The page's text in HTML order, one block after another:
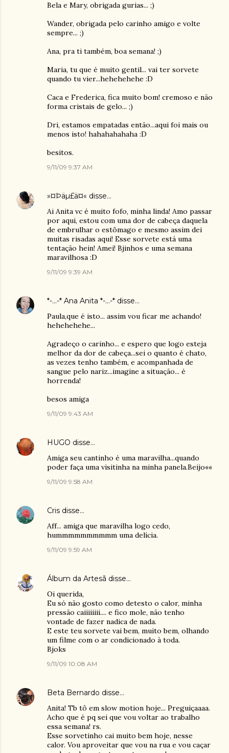
Bela e Mary, obrigada gurias... ;)
Wander, obrigada pelo carinho amigo e volte
sempre... ;)
Ana, pra ti também, boa semana! ;)
Maria, tu que é muito gentil... vai ter sorvete
quando tu vier...hehehehehe :D
Caca e Frederica, fica muito bom! cremoso e não
forma cristais de gelo... ;)
Dri, estamos empatadas então...aqui foi mais ou
menos isto! hahahahahaha :D
besitos.
9/11/09 9:37 AM
»¤Þäµ£ä¤« disse…
Ai Anita vc é muito fofo, minha linda! Amo passar
por aqui, estou com uma dor de cabeça daquela
de embrulhar o estômago e mesmo assim dei
muitas risadas aqui! Esse sorvete está uma
tentação hein! Amei! Bjinhos e uma semana
maravilhosa :D
9/11/09 9:39 AM
*-...-* Ana Anita *-...-* disse…
Paula,que é isto... assim vou ficar me achando!
hehehehehe...
Agradeço o carinho... e espero que logo esteja
melhor da dor de cabeça...sei o quanto é chato,
as vezes tenho também, e acompanhada de
sangue pelo nariz...imagine a situação... é
horrenda!
besos amiga
9/11/09 9:43 AM
HUGO disse…
Amiga seu cantinho é uma maravilha...quando
poder faça uma visitinha na minha panela.Beijo««
9/11/09 9:58 AM
Cris disse…
Aff... amiga que maravilha logo cedo,
hummmmmmmmmm uma delícia.
9/11/09 9:59 AM
Álbum da Artesã disse…
Oi querida,
Eu só não gosto como detesto o calor, minha
pressão caiiiiiiii.... e fico mole, não tenho
vontade de fazer nadica de nada.
E este teu sorvete vai bem, muito bem, olhando
um filme com o ar condicionado à toda.
Bjoks
9/11/09 10:08 AM
Beta Bernardo disse…
Anita! Tb tô em slow motion hoje... Preguiçaaaa.
Acho que é pq sei que vou voltar ao trabalho
essa semana! rs.
Esse sorvetinho cai muito bem hoje, nesse
calor. Vou aproveitar que vou na rua e vou caçar